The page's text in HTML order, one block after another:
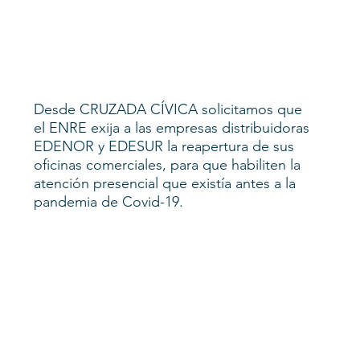
Desde CRUZADA CÍVICA solicitamos que
el ENRE exija a las empresas distribuidoras
EDENOR y EDESUR la reapertura de sus
oficinas comerciales, para que habiliten la
atención presencial que existía antes a la
pandemia de Covid-19.